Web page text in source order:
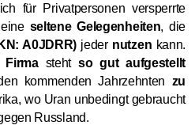
für Privatpersonen versperrte
seltene Gelegenheiten, die
A0JDRR) jeder nutzen kann.
Firmasteht so gut aufgestellt
kommenden Jahrzehnten zu
wo Uran unbedingt gebraucht
Russland.